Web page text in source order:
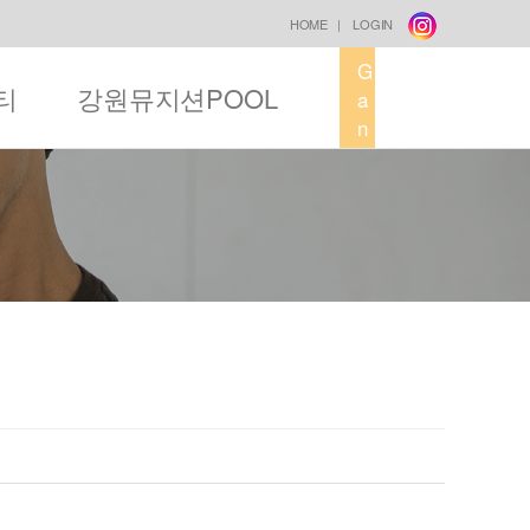
HOME | LOGIN
강원뮤지션POOL
G
a
n
g
u